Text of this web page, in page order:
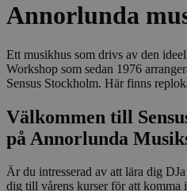
Annorlunda
Ett musikhus som drivs av den
Workshop som sedan 1976
Sensus Stockholm. Här finns
Välkommen till
på Annorlunda
Är du intresserad av att lära dig
dig till vårens kurser för att komma